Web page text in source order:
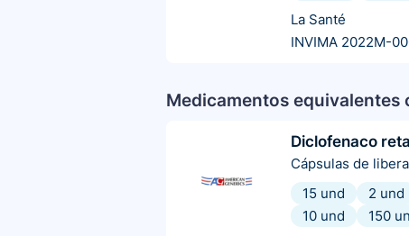
La Santé
INVIMA 2022M-
Medicamentos
Diclofenaco
Cápsulas de
15 und
2 und
10 und
150